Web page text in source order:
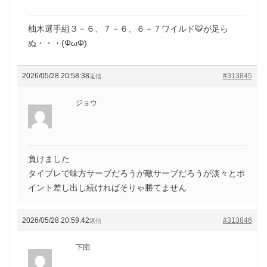
柚木選手組３－６、７－６、６－７ワイルド🐯が足ら
ぬ・・・(ΦωΦ)
2026/05/28 20:58:38 #313845
返信
ジョウ
負けました
タイブレで味方サーブだろうが敵サーブだろうが淡々とポ
イント差し出し続ければそりゃ勝てません
2026/05/28 20:59:42 #313846
返信
下団